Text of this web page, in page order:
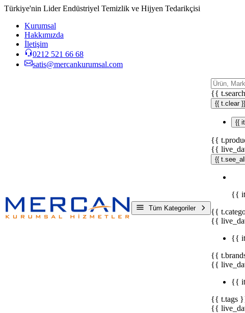
Türkiye'nin Lider Endüstriyel Temizlik ve Hijyen Tedarikçisi
Kurumsal
Hakkımızda
İletişim
0212 521 66 68
satis@mercankurumsal.com
Tüm Kategoriler
{{
{{ t.clear }}
{{
{{
{{
{{
{{
{{
{{
{{
{{
{{
{{
{{ t.tags
{{